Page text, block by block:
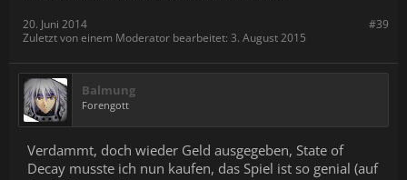
#39
20. Juni 2014
Zuletzt von einem Moderator bearbeitet: 3. August 2015
Balmung
Forengott
Verdammt, doch wieder Geld ausgegeben, State of
Decay musste ich nun kaufen, das Spiel ist so genial (auf